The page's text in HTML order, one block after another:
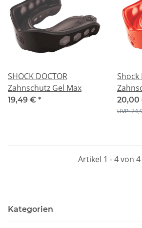
SHOCK DOCTOR
Zahnschutz Gel Max
19,49 € * 20,00
UVP:
Artikel 1 - 4 von 4
Kategorien